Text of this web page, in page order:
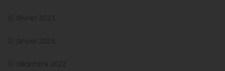
février 2023
janvier 2023
décembre 2022